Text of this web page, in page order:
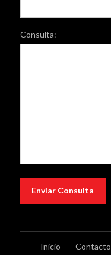
Consulta:
Inicio Contacto